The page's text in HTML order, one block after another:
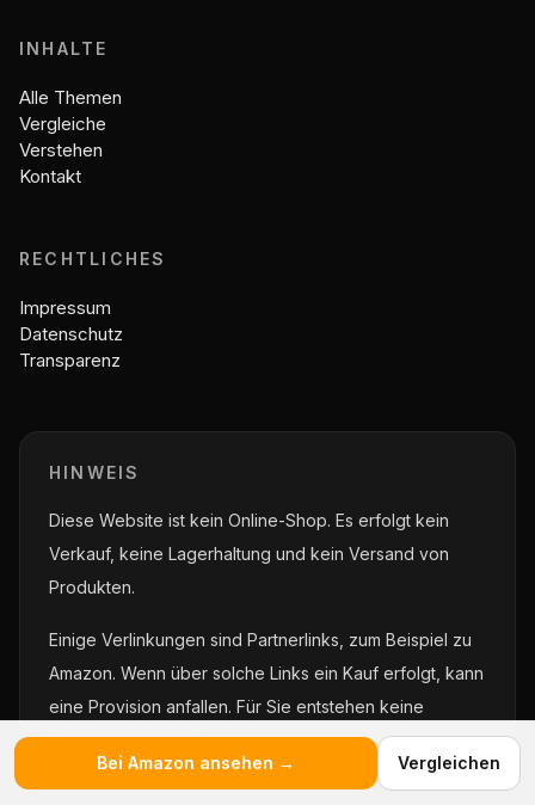
Bei Amazon ansehen → Vergleichen
INHALTE
Alle Themen
Vergleiche
Verstehen
Kontakt
RECHTLICHES
Impressum
Datenschutz
Transparenz
HINWEIS
Diese Website ist kein Online-Shop. Es erfolgt kein
Verkauf, keine Lagerhaltung und kein Versand von
Produkten.
Einige Verlinkungen sind Partnerlinks, zum Beispiel zu
Amazon. Wenn über solche Links ein Kauf erfolgt, kann
eine Provision anfallen. Für Sie entstehen keine
zusätzlichen Kosten.